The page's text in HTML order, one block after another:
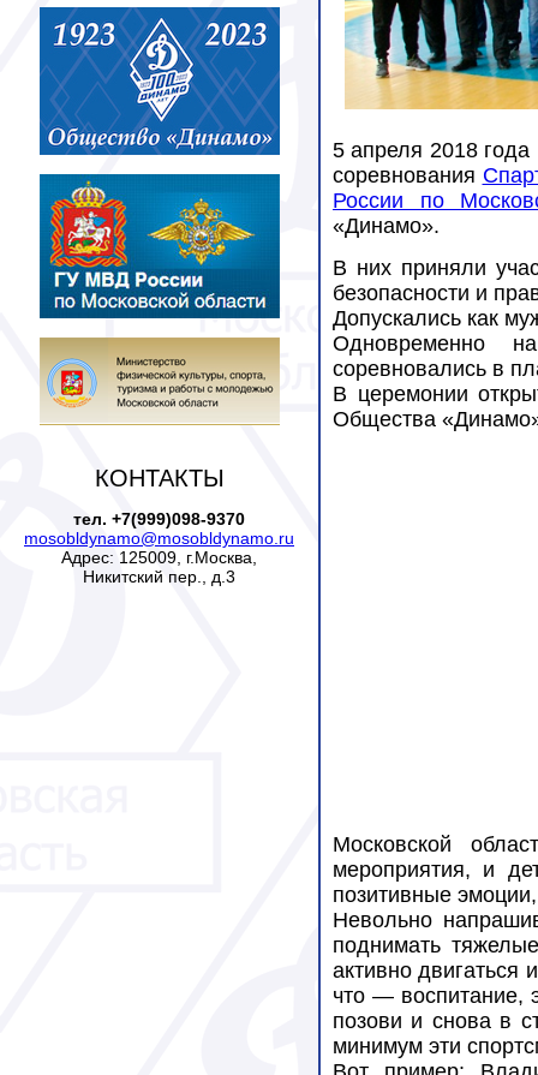
КОНТАКТЫ
тел. +7(999)098-9370
mosobldynamo@mosobldynamo.ru
Адрес: 125009, г.Москва,
Никитский пер., д.3
5 апреля 2018
соревнования
России по
«Динамо».
В них приняли
безопасности и
Допускались как
Одновременно
соревновались в
В церемонии
Общества
Московской
мероприятия, и
позитивные
Невольно
поднимать
активно
что — воспитание,
позови и снова в
минимум эти